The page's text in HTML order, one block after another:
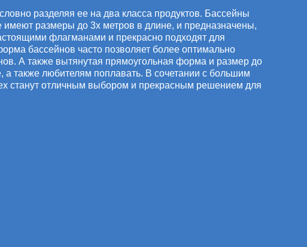
разделяя ее на два класса продуктов. Бассейны
размеры до 3х метров в длине, и предназначены,
флагманами и прекрасно подходят для
бассейнов часто позволяет более оптимально
А также вытянутая прямоугольная форма и размер до
также любителям поплавать. В сочетании с большим
станут отличным выбором и прекрасным решением для